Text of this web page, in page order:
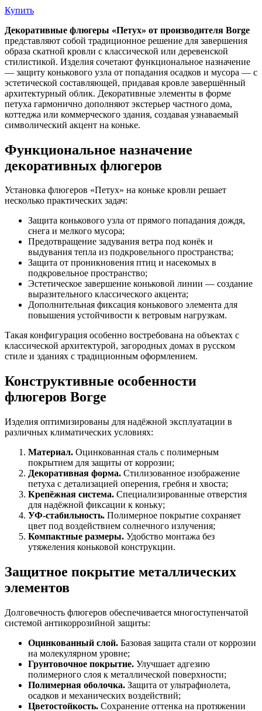
Купить
Декоративные флюгеры «Петух» от производителя Borge
представляют собой традиционное решение для завершения
образа скатной кровли с классической или деревенской
стилистикой. Изделия сочетают функциональное назначение
— защиту конькового узла от попадания осадков и мусора — с
эстетической составляющей, придавая кровле завершённый
архитектурный облик. Декоративные элементы в форме
петуха гармонично дополняют экстерьер частного дома,
коттеджа или коммерческого здания, создавая узнаваемый
символический акцент на коньке.
Функциональное назначение
декоративных флюгеров
Установка флюгеров «Петух» на коньке кровли решает
несколько практических задач:
Защита конькового узла от прямого попадания дождя,
снега и мелкого мусора;
Предотвращение задувания ветра под конёк и
выдувания тепла из подкровельного пространства;
Защита от проникновения птиц и насекомых в
подкровельное пространство;
Эстетическое завершение коньковой линии — создание
выразительного классического акцента;
Дополнительная фиксация конькового элемента для
повышения устойчивости к ветровым нагрузкам.
Такая конфигурация особенно востребована на объектах с
классической архитектурой, загородных домах в русском
стиле и зданиях с традиционным оформлением.
Конструктивные особенности
флюгеров Borge
Изделия оптимизированы для надёжной эксплуатации в
различных климатических условиях:
Материал. Оцинкованная сталь с полимерным
покрытием для защиты от коррозии;
Декоративная форма. Стилизованное изображение
петуха с детализацией оперения, гребня и хвоста;
Крепёжная система. Специализированные отверстия
для надёжной фиксации к коньку;
УФ-стабильность. Полимерное покрытие сохраняет
цвет под воздействием солнечного излучения;
Компактные размеры. Удобство монтажа без
утяжеления коньковой конструкции.
Защитное покрытие металлических
элементов
Долговечность флюгеров обеспечивается многоступенчатой
системой антикоррозийной защиты:
Оцинкованный слой. Базовая защита стали от коррозии
на молекулярном уровне;
Грунтовочное покрытие. Улучшает адгезию
полимерного слоя к металлической поверхности;
Полимерная оболочка. Защита от ультрафиолета,
осадков и механических воздействий;
Цветостойкость. Сохранение оттенка на протяжении